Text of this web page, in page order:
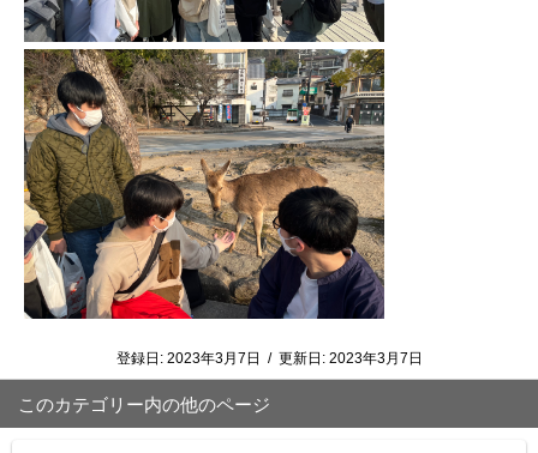
登録日: 2023年3月7日 / 更新日: 2023年3月7日
このカテゴリー内の他のページ